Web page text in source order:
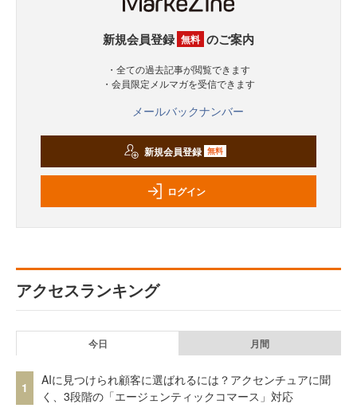
新規会員登録 無料 のご案内
・全ての過去記事が閲覧できます
・会員限定メルマガを受信できます
メールバックナンバー
新規会員登録 無料
ログイン
アクセスランキング
今日 月間
1
AIに見つけられ顧客に選ばれるには？アクセンチュアに聞
く、3段階の「エージェンティックコマース」対応